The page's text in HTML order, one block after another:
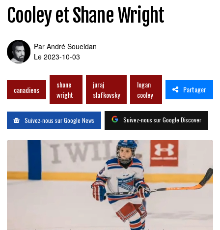
Cooley et Shane Wright
Par André Soueidan
Le 2023-10-03
canadiens
shane
wright
juraj
slafkovsky
logan
cooley
Partager
Suivez-nous sur Google News Suivez-nous sur Google Discover